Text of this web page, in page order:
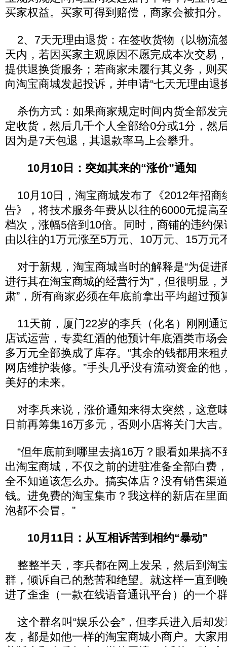
买家权益。买家可得到赔偿，商家会被扣分
2、7天无理由退货：在签收货物（以物流
天内，若因买家主观原因不愿完成本次交易
提供退换货服务；若商家未履行其义务，则
向淘宝商城发起投诉，并申请“七天无理由退
杀伤方式：如果商家规定时间内货全部发
定收货，然后几千个人全部给0分或1分，然
因为是7天包退，其退款率马上会攀升。
10月10日：突如其来的“涨价”通知
10月10日，淘宝商城发布了《2012年招商
告》，将技术服务年费从以往的6000元提高
档次，涨幅5倍到10倍。同时，商铺的违约
由以往的1万元涨至5万元、10万元、15万元
对于新规，淘宝商城当时的解释是“为促进
进行其在淘宝商城的经营行为”，但很明显，
肃”，所有商家必须在年底前拿出平均超过预
11天前，厦门22岁的李兵（化名）刚刚通
店试运营，专卖红酒的他预计年底酒类市场
多万元全部换成了库存。“其余的钱都用来租
网店维护装修。”手头几乎没有流动资金的他
美好的未来。
对李兵来说，涨价通知来得太突然，这意
日前再筹集16万多元，否则小店将关门大吉
“但年底前到哪里去搞16万？眼看如果搞不
出淘宝商城，不仅之前的进驻准备全部白费
全不知道该怎么办。搞实体店？没有销售渠
钱。进免费的淘宝集市？我这样的新店在里
泡都不会冒。”
10月11日：从互相诉苦到相约“暴动”
整整半天，李兵都在网上发呆，然后到淘
群，倾诉自己的愁苦和绝望。就这样一直到
进了歪歪（一款在线语音通讯平台）的一个
这个群名叫“娱乐公会”，但李兵进入后却
友，都是如他一样的淘宝商城小商户。大家